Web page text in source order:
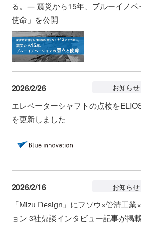
る。― 震災から15年、ブルーイノベ
使命」を公開
2026/2/26 お知らせ
エレベーターシャフトの点検を
を更新しました
2026/2/16 お知らせ
「Mizu Design」にフソウ×管清工
ョン 3社鼎談インタビュー記事が掲